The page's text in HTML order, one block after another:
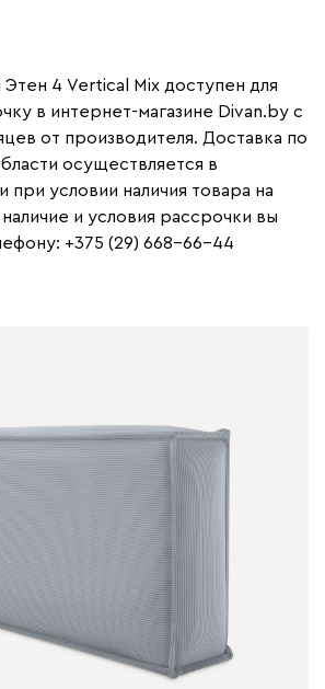
4 Vertical Mix доступен для
в интернет-магазине Divan.by с
от производителя. Доставка по
осуществляется в
при условии наличия товара на
и условия рассрочки вы
+375 (29) 668-66-44